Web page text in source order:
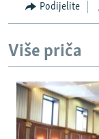
Podijelite
Više priča